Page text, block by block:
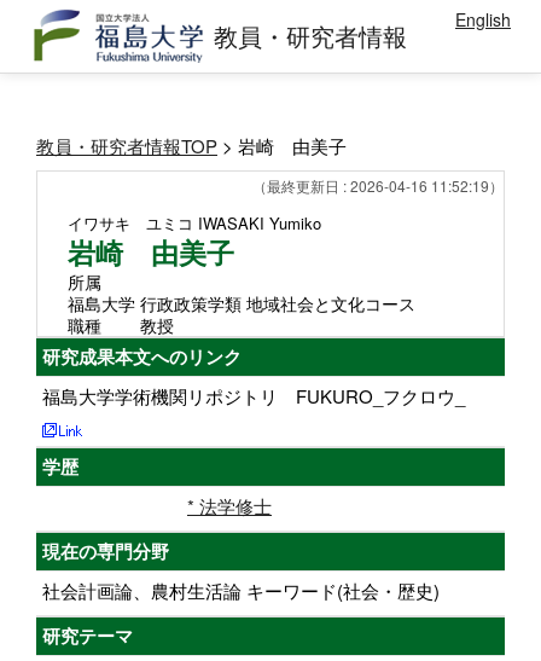
教員・研究者情報 English
教員・研究者情報TOP > 岩崎 由美子
（最終更新日 : 2026-04-16 11:52:19）
イワサキ ユミコ IWASAKI Yumiko
岩崎 由美子
所属
福島大学 行政政策学類 地域社会と文化コース
職種
教授
研究成果本文へのリンク
福島大学学術機関リポジトリ FUKURO_フクロウ_
学歴
* 法学修士
現在の専門分野
社会計画論、農村生活論 キーワード(社会・歴史)
研究テーマ